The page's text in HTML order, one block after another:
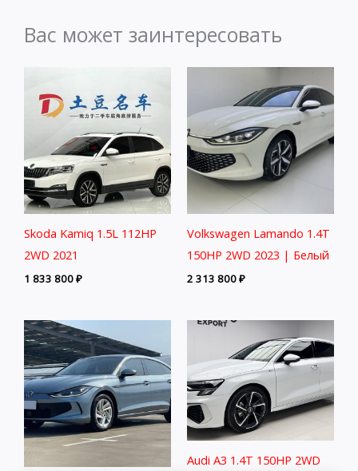
Вас может заинтересовать
Skoda Kamiq 1.5L 112HP
2WD 2021
1 833 800₽
Volkswagen Lamando 1.4T
150HP 2WD 2023 | Белый
2 313 800₽
Audi A3 1.4T 150HP 2WD